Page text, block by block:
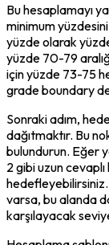
Bu hesaplamayı
minimum
yüzde olarak
yüzde 70-79
için yüzde 73-75
grade boundary
Sonraki adım,
dağıtmaktır. Bu
bulundurun. Eğer
2 gibi uzun
hedefleyebilirsiniz.
varsa, bu alanda
karşılayacak